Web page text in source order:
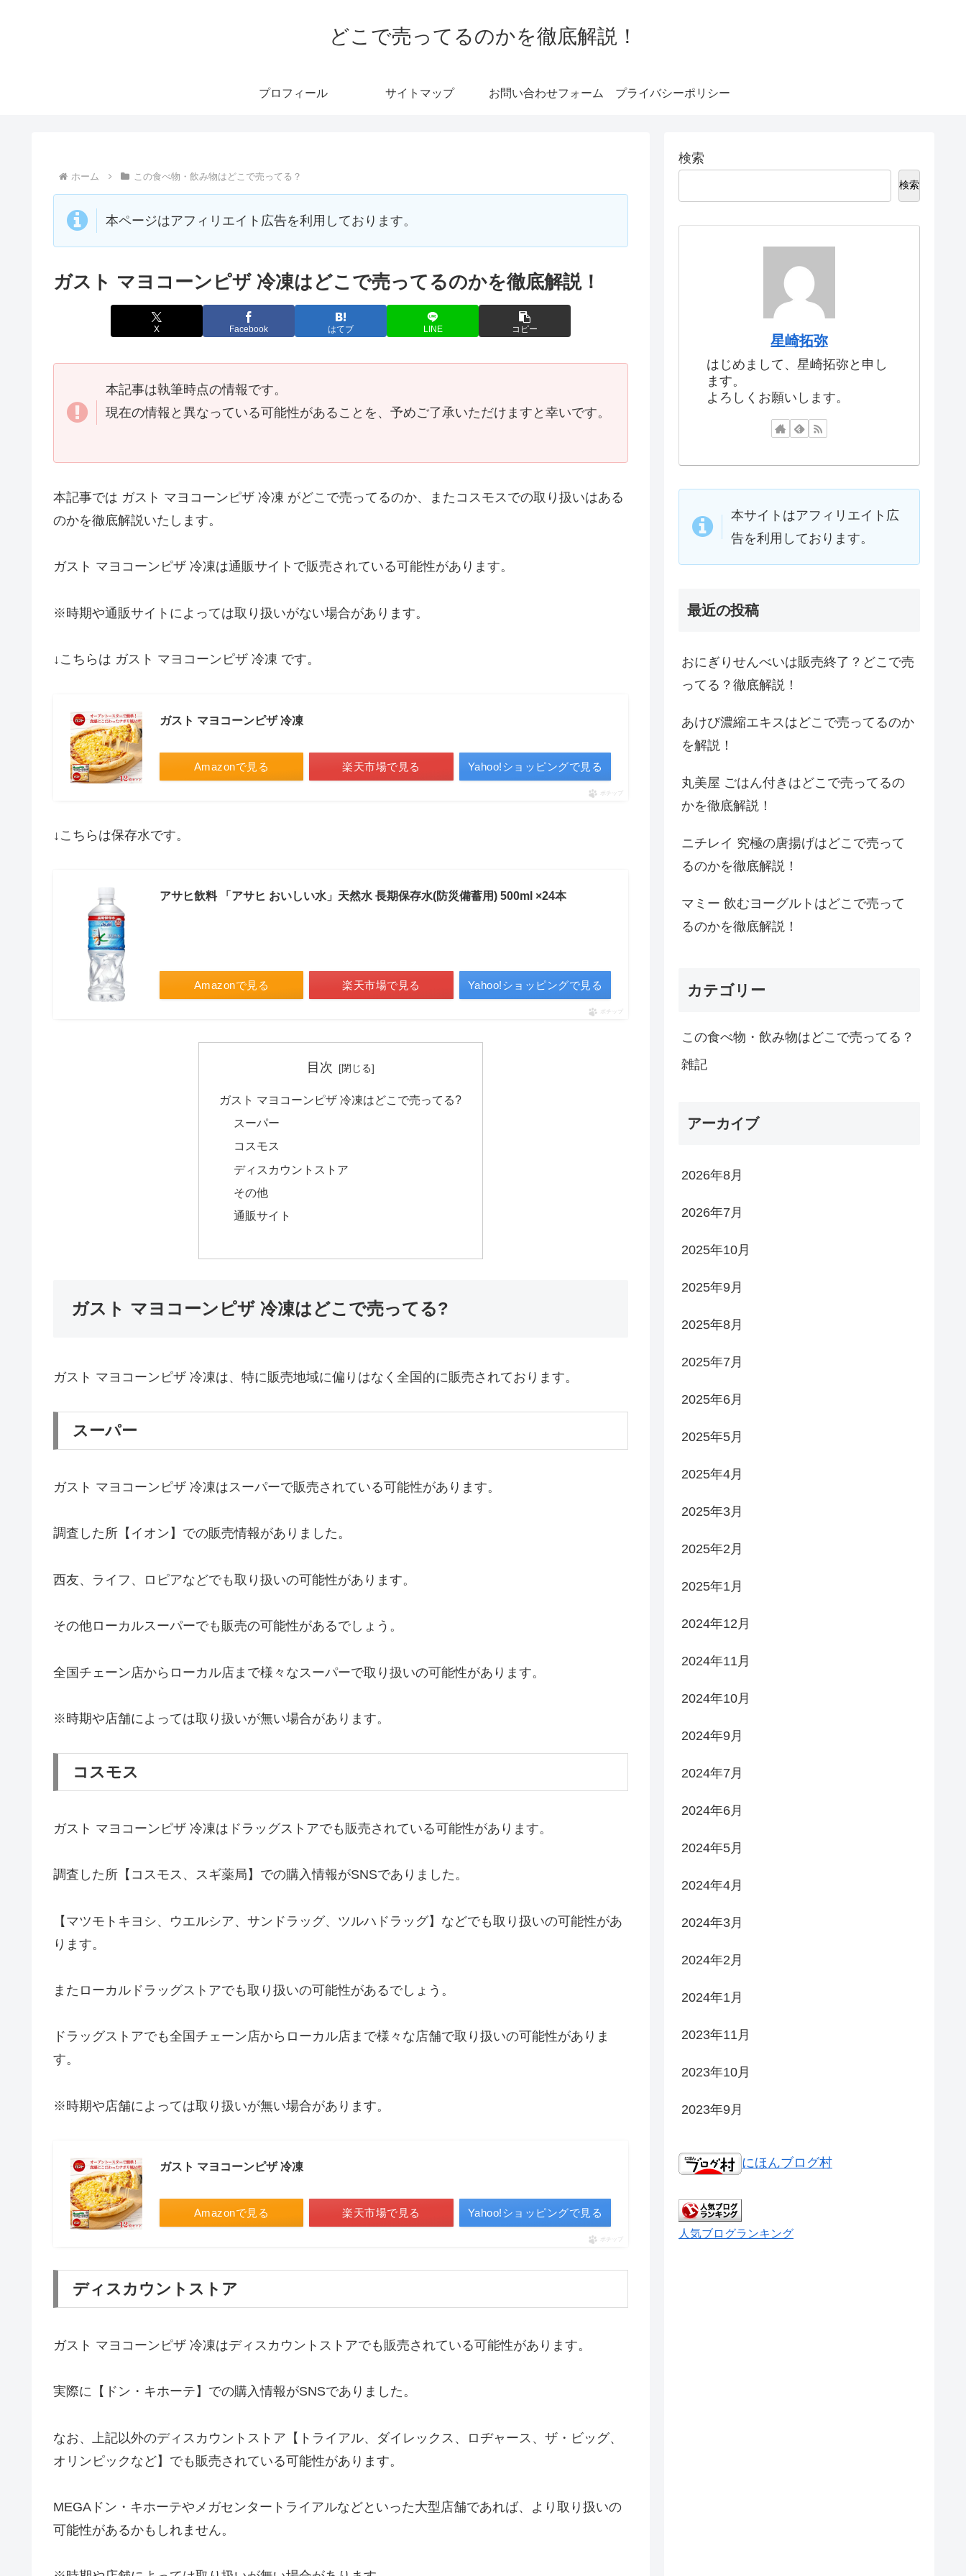
どこで売ってるのかを徹底解説！
プロフィール サイトマップ お問い合わせフォーム プライバシーポリシー
ホーム この食べ物・飲み物はどこで売ってる？
本ページはアフィリエイト広告を利用しております。
ガスト マヨコーンピザ 冷凍はどこで売ってるのかを徹底解説！
X Facebook はてブ LINE コピー
本記事は執筆時点の情報です。
現在の情報と異なっている可能性があることを、予めご了承いただけますと幸いです。
本記事では ガスト マヨコーンピザ 冷凍 がどこで売ってるのか、またコスモスでの取り扱いはある
のかを徹底解説いたします。
ガスト マヨコーンピザ 冷凍は通販サイトで販売されている可能性があります。
※時期や通販サイトによっては取り扱いがない場合があります。
↓こちらは ガスト マヨコーンピザ 冷凍 です。
ガスト マヨコーンピザ 冷凍
Amazonで見る 楽天市場で見る Yahoo!ショッピングで見る
ポチップ
↓こちらは保存水です。
アサヒ飲料 「アサヒ おいしい水」天然水 長期保存水(防災備蓄用) 500ml ×24本
Amazonで見る 楽天市場で見る Yahoo!ショッピングで見る
ポチップ
目次
ガスト マヨコーンピザ 冷凍はどこで売ってる?
スーパー
コスモス
ディスカウントストア
その他
通販サイト
ガスト マヨコーンピザ 冷凍はどこで売ってる?
ガスト マヨコーンピザ 冷凍は、特に販売地域に偏りはなく全国的に販売されております。
スーパー
ガスト マヨコーンピザ 冷凍はスーパーで販売されている可能性があります。
調査した所【イオン】での販売情報がありました。
西友、ライフ、ロピアなどでも取り扱いの可能性があります。
その他ローカルスーパーでも販売の可能性があるでしょう。
全国チェーン店からローカル店まで様々なスーパーで取り扱いの可能性があります。
※時期や店舗によっては取り扱いが無い場合があります。
コスモス
ガスト マヨコーンピザ 冷凍はドラッグストアでも販売されている可能性があります。
調査した所【コスモス、スギ薬局】での購入情報がSNSでありました。
【マツモトキヨシ、ウエルシア、サンドラッグ、ツルハドラッグ】などでも取り扱いの可能性があ
ります。
またローカルドラッグストアでも取り扱いの可能性があるでしょう。
ドラッグストアでも全国チェーン店からローカル店まで様々な店舗で取り扱いの可能性がありま
す。
※時期や店舗によっては取り扱いが無い場合があります。
ガスト マヨコーンピザ 冷凍
Amazonで見る 楽天市場で見る Yahoo!ショッピングで見る
ポチップ
ディスカウントストア
ガスト マヨコーンピザ 冷凍はディスカウントストアでも販売されている可能性があります。
実際に【ドン・キホーテ】での購入情報がSNSでありました。
なお、上記以外のディスカウントストア【トライアル、ダイレックス、ロヂャース、ザ・ビッグ、
オリンピックなど】でも販売されている可能性があります。
MEGAドン・キホーテやメガセンタートライアルなどといった大型店舗であれば、より取り扱いの
可能性があるかもしれません。
検索
検索
星崎拓弥
はじめまして、星崎拓弥と申し
ます。
よろしくお願いします。
本サイトはアフィリエイト広
告を利用しております。
最近の投稿
おにぎりせんべいは販売終了？どこで売
ってる？徹底解説！
あけび濃縮エキスはどこで売ってるのか
を解説！
丸美屋 ごはん付きはどこで売ってるの
かを徹底解説！
ニチレイ 究極の唐揚げはどこで売って
るのかを徹底解説！
マミー 飲むヨーグルトはどこで売って
るのかを徹底解説！
カテゴリー
この食べ物・飲み物はどこで売ってる？
雑記
アーカイブ
2026年8月
2026年7月
2025年10月
2025年9月
2025年8月
2025年7月
2025年6月
2025年5月
2025年4月
2025年3月
2025年2月
2025年1月
2024年12月
2024年11月
2024年10月
2024年9月
2024年7月
2024年6月
2024年5月
2024年4月
2024年3月
2024年2月
2024年1月
2023年11月
2023年10月
2023年9月
にほんブログ村
人気ブログランキング